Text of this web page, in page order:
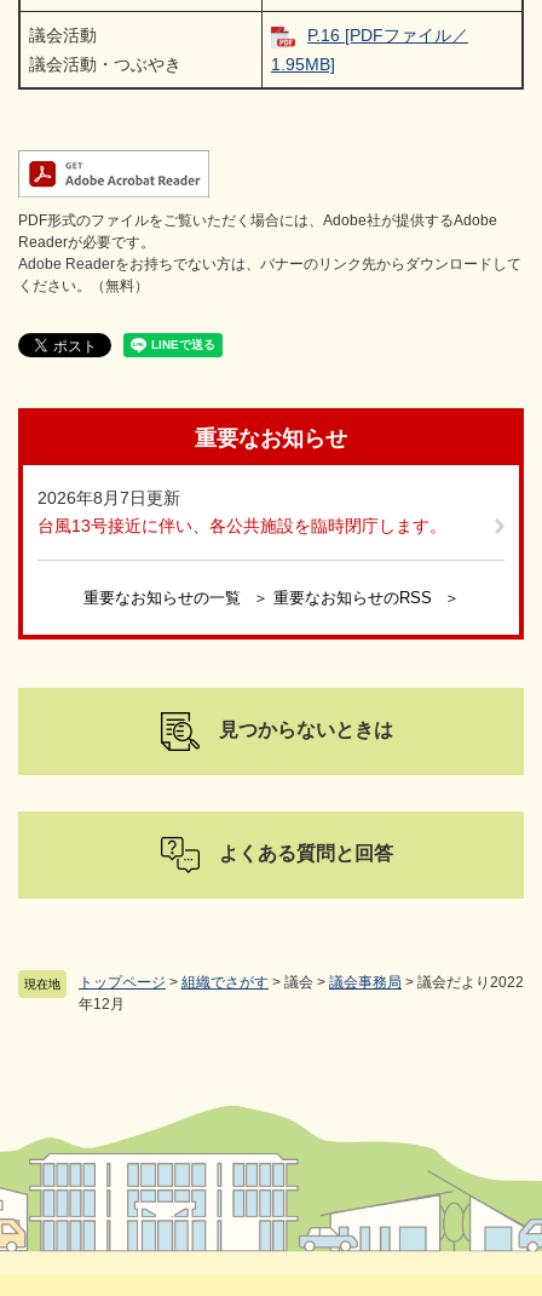
現在地 トップページ > 組織でさがす > 議会 > 議会事務局 > 議会だより2022
年12月
議会活動
議会活動・つぶやき
P.16 [PDFファイル／
1.95MB]
PDF形式のファイルをご覧いただく場合には、Adobe社が提供するAdobe
Readerが必要です。
Adobe Readerをお持ちでない方は、バナーのリンク先からダウンロードして
ください。（無料）
重要なお知らせ
2026年8月7日更新
台風13号接近に伴い、各公共施設を臨時閉庁します。
重要なお知らせの一覧 重要なお知らせのRSS
見つからないときは
よくある質問と回答